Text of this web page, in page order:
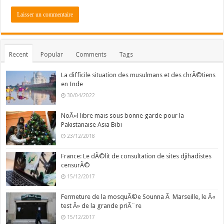
Recent Popular Comments Tags
La difficile situation des musulmans et des chrÃ©tiens
en Inde
30/04/2022
NoÃ«l libre mais sous bonne garde pour la
Pakistanaise Asia Bibi
23/12/2018
France: Le dÃ©lit de consultation de sites djihadistes
censurÃ©
15/12/2017
Fermeture de la mosquÃ©e Sounna Ã Marseille, le Â«
test Â» de la grande priÃ¨re
15/12/2017